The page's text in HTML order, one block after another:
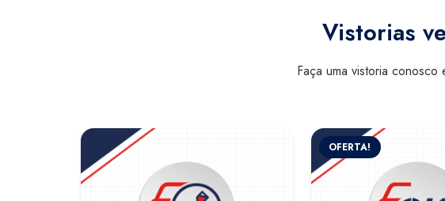
Vistorias
Faça uma vistoria
OFERTA!